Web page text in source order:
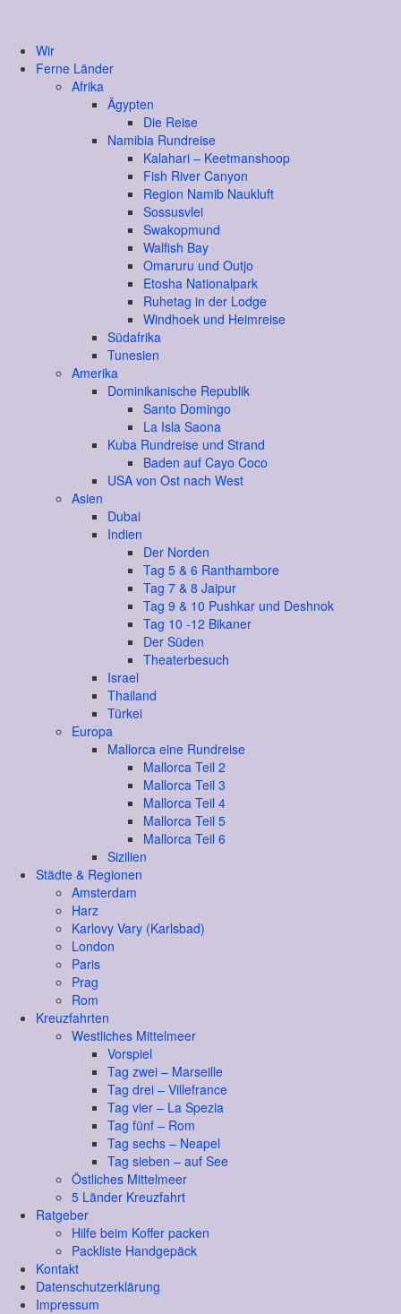
Wir
Ferne Länder
Afrika
Ägypten
Die Reise
Namibia Rundreise
Kalahari – Keetmanshoop
Fish River Canyon
Region Namib Naukluft
Sossusvlei
Swakopmund
Walfish Bay
Omaruru und Outjo
Etosha Nationalpark
Ruhetag in der Lodge
Windhoek und Heimreise
Südafrika
Tunesien
Amerika
Dominikanische Republik
Santo Domingo
La Isla Saona
Kuba Rundreise und Strand
Baden auf Cayo Coco
USA von Ost nach West
Asien
Dubai
Indien
Der Norden
Tag 5 & 6 Ranthambore
Tag 7 & 8 Jaipur
Tag 9 & 10 Pushkar und Deshnok
Tag 10 -12 Bikaner
Der Süden
Theaterbesuch
Israel
Thailand
Türkei
Europa
Mallorca eine Rundreise
Mallorca Teil 2
Mallorca Teil 3
Mallorca Teil 4
Mallorca Teil 5
Mallorca Teil 6
Sizilien
Städte & Regionen
Amsterdam
Harz
Karlovy Vary (Karlsbad)
London
Paris
Prag
Rom
Kreuzfahrten
Westliches Mittelmeer
Vorspiel
Tag zwei – Marseille
Tag drei – Villefrance
Tag vier – La Spezia
Tag fünf – Rom
Tag sechs – Neapel
Tag sieben – auf See
Östliches Mittelmeer
5 Länder Kreuzfahrt
Ratgeber
Hilfe beim Koffer packen
Packliste Handgepäck
Kontakt
Datenschutzerklärung
Impressum